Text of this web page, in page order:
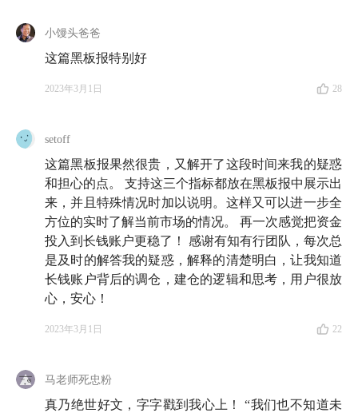
小馒头爸爸
这篇黑板报特别好
2023年3月1日 28
setoff
这篇黑板报果然很贵，又解开了这段时间来我的疑惑
和担心的点。 支持这三个指标都放在黑板报中展示出
来，并且特殊情况时加以说明。这样又可以进一步全
方位的实时了解当前市场的情况。 再一次感觉把资金
投入到长钱账户更稳了！ 感谢有知有行团队，每次总
是及时的解答我的疑惑，解释的清楚明白，让我知道
长钱账户背后的调仓，建仓的逻辑和思考，用户很放
心，安心！
2023年3月1日 22
马老师死忠粉
真乃绝世好文，字字戳到我心上！ “我们也不知道未